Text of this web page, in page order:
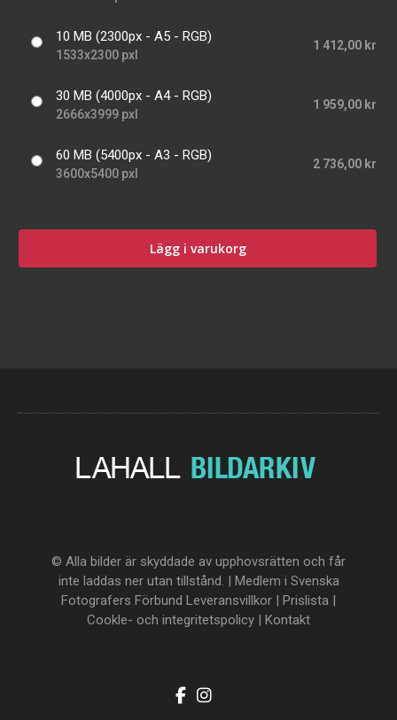
10 MB (2300px - A5 - RGB)
1533x2300 pxl
1 412,00 kr
30 MB (4000px - A4 - RGB)
2666x3999 pxl
1 959,00 kr
60 MB (5400px - A3 - RGB)
3600x5400 pxl
2 736,00 kr
Lägg i varukorg
© Alla bilder är skyddade av upphovsrätten och får
inte laddas ner utan tillstånd. | Medlem i Svenska
Fotografers Förbund Leveransvillkor | Prislista |
Cookle- och integritetspolicy | Kontakt